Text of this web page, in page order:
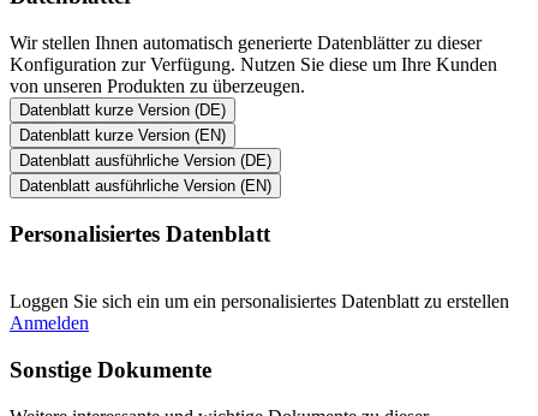
Wir stellen Ihnen automatisch generierte Datenblätter zu dieser
Konfiguration zur Verfügung. Nutzen Sie diese um Ihre Kunden
von unseren Produkten zu überzeugen.
Datenblatt kurze Version (DE)
Datenblatt kurze Version (EN)
Datenblatt ausführliche Version (DE)
Datenblatt ausführliche Version (EN)
Personalisiertes Datenblatt
Loggen Sie sich ein um ein personalisiertes Datenblatt zu erstellen
Anmelden
Sonstige Dokumente